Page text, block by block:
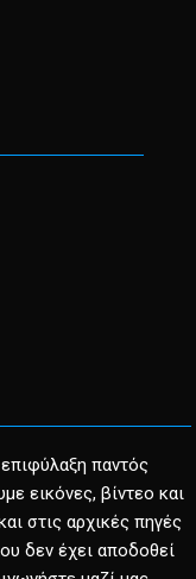
παντός
εικόνες, βίντεο και
στις αρχικές πηγές
δεν έχει αποδοθεί